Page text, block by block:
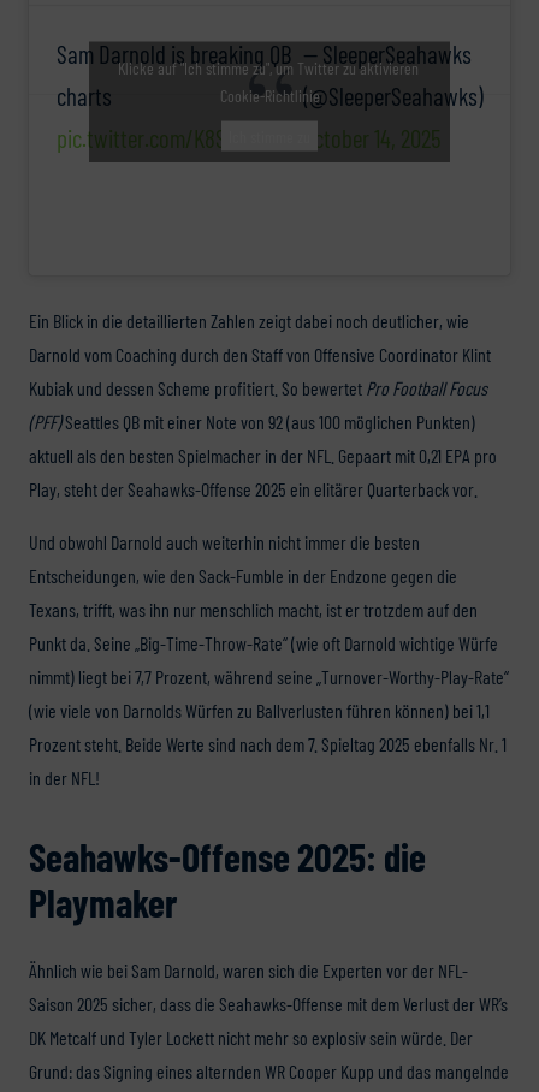
Sam Darnold is breaking QB
charts
pic.twitter.com/K8SBMVCZbA
— SleeperSeahawks
(@SleeperSeahawks)
October 14, 2025
Klicke auf "Ich stimme zu", um Twitter zu aktivieren
Cookie-Richtlinie
Ein Blick in die detaillierten Zahlen zeigt dabei noch deutlicher, wie
Darnold vom Coaching durch den Staff von Offensive Coordinator Klint
Kubiak und dessen Scheme profitiert. So bewertet Pro Football Focus
(PFF)Seattles QB mit einer Note von 92 (aus 100 möglichen Punkten)
aktuell als den besten Spielmacher in der NFL. Gepaart mit 0,21 EPA pro
Play, steht der Seahawks-Offense 2025 ein elitärer Quarterback vor.
Und obwohl Darnold auch weiterhin nicht immer die besten
Entscheidungen, wie den Sack-Fumble in der Endzone gegen die
Texans, trifft, was ihn nur menschlich macht, ist er trotzdem auf den
Punkt da. Seine „Big-Time-Throw-Rate“ (wie oft Darnold wichtige Würfe
nimmt) liegt bei 7,7 Prozent, während seine „Turnover-Worthy-Play-Rate“
(wie viele von Darnolds Würfen zu Ballverlusten führen können) bei 1,1
Prozent steht. Beide Werte sind nach dem 7. Spieltag 2025 ebenfalls Nr. 1
in der NFL!
Seahawks-Offense 2025: die
Playmaker
Ähnlich wie bei Sam Darnold, waren sich die Experten vor der NFL-
Saison 2025 sicher, dass die Seahawks-Offense mit dem Verlust der WR’s
DK Metcalf und Tyler Lockett nicht mehr so explosiv sein würde. Der
Grund: das Signing eines alternden WR Cooper Kupp und das mangelnde